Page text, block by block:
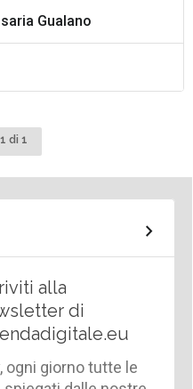
Gualano
di 1
alla
di
ogni giorno tutte le